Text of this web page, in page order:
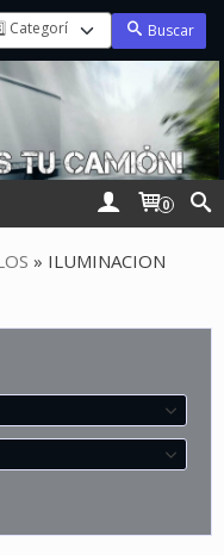
Buscar
0
» ILUMINACION